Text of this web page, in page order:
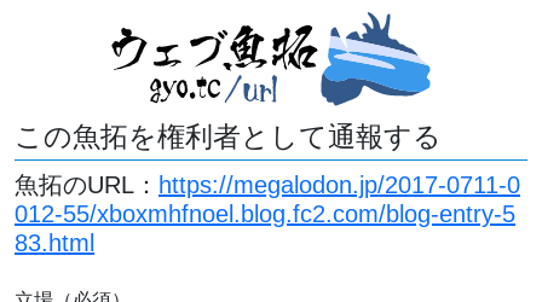
この魚拓を権利者として通報する
魚拓のURL： https://megalodon.jp/2017-0711-0
012-55/xboxmhfnoel.blog.fc2.com/blog-entry-5
83.html